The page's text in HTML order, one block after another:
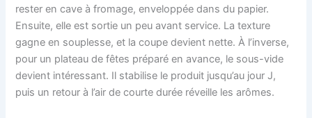
rester en cave à fromage, enveloppée dans du papier.
Ensuite, elle est sortie un peu avant service. La texture
gagne en souplesse, et la coupe devient nette. À l’inverse,
pour un plateau de fêtes préparé en avance, le sous-vide
devient intéressant. Il stabilise le produit jusqu’au jour J,
puis un retour à l’air de courte durée réveille les arômes.